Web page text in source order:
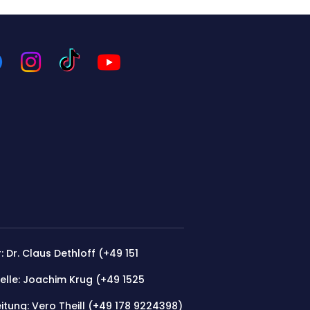
Dr. Claus Dethloff (+49 151
Joachim Krug (+49 1525
Vero Theill (‭+49 178 9224398‬)